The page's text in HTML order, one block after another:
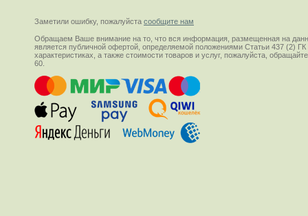
Заметили ошибку, пожалуйста сообщите нам
Обращаем Ваше внимание на то, что вся информация, размещенная на
является публичной офертой, определяемой положениями Статьи 437 (2)
характеристиках, а также стоимости товаров и услуг, пожалуйста,
60.